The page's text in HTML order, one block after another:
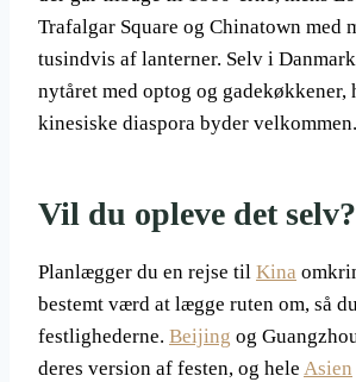
Trafalgar Square og Chinatown med
tusindvis af lanterner. Selv i
nytåret med optog og gadekøkkener,
kinesiske diaspora byder velkommen.
Vil du opleve det selv?
Planlægger du en rejse til Kina
bestemt værd at lægge ruten om, så
festlighederne. Beijing og
deres version af festen, og hele Asien